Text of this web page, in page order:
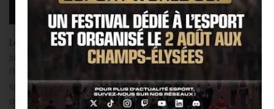
Le Shangri-La Hotel, Paris dévoile ses plus beaux atours dès le 2
juin avec La 8 Iéna, sa nouvelle terrasse située dans l’avant-cour de
spécialement imaginée par le Chef Exécutif Philippe Labbé
comblera les petites et les grandes faims :salades légères et